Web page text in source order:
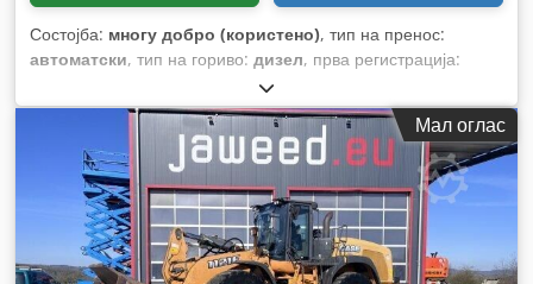
Состојба: многу добро (користено), тип на пренос:
автоматски, тип на гориво: дизел, прва регистрација:
, Година на изградба:2016
h, Опрема:кабина,
Мал оглас